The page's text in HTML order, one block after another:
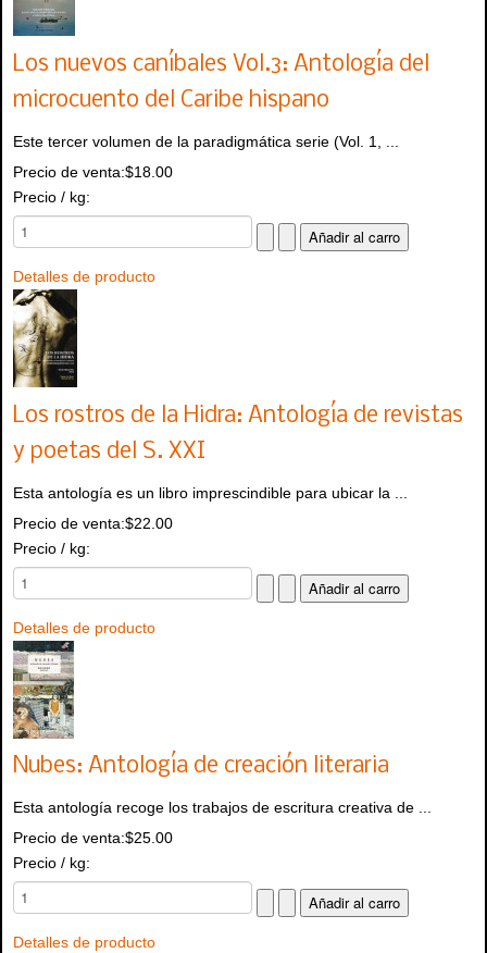
Los nuevos caníbales Vol.3: Antología del
microcuento del Caribe hispano
Este tercer volumen de la paradigmática serie (Vol. 1, ...
Precio de venta:$18.00
Precio / kg:
Detalles de producto
Los rostros de la Hidra: Antología de revistas
y poetas del S. XXI
Esta antología es un libro imprescindible para ubicar la ...
Precio de venta:$22.00
Precio / kg:
Detalles de producto
Nubes: Antología de creación literaria
Esta antología recoge los trabajos de escritura creativa de ...
Precio de venta:$25.00
Precio / kg:
Detalles de producto